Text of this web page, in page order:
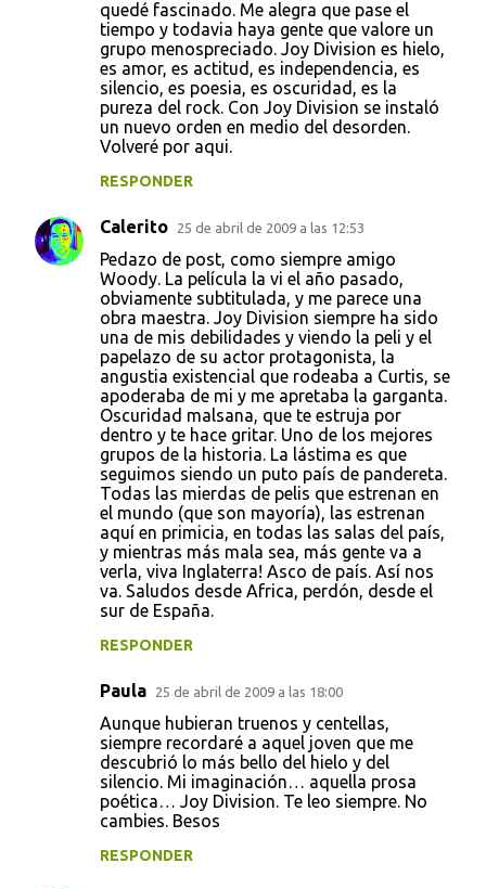
quedé fascinado. Me alegra que pase el
tiempo y todavia haya gente que valore un
grupo menospreciado. Joy Division es hielo,
es amor, es actitud, es independencia, es
silencio, es poesia, es oscuridad, es la
pureza del rock. Con Joy Division se instaló
un nuevo orden en medio del desorden.
Volveré por aqui.
RESPONDER
Calerito 25 de abril de 2009 a las 12:53
Pedazo de post, como siempre amigo
Woody. La película la vi el año pasado,
obviamente subtitulada, y me parece una
obra maestra. Joy Division siempre ha sido
una de mis debilidades y viendo la peli y el
papelazo de su actor protagonista, la
angustia existencial que rodeaba a Curtis, se
apoderaba de mi y me apretaba la garganta.
Oscuridad malsana, que te estruja por
dentro y te hace gritar. Uno de los mejores
grupos de la historia. La lástima es que
seguimos siendo un puto país de pandereta.
Todas las mierdas de pelis que estrenan en
el mundo (que son mayoría), las estrenan
aquí en primicia, en todas las salas del país,
y mientras más mala sea, más gente va a
verla, viva Inglaterra! Asco de país. Así nos
va. Saludos desde Africa, perdón, desde el
sur de España.
RESPONDER
Paula 25 de abril de 2009 a las 18:00
Aunque hubieran truenos y centellas,
siempre recordaré a aquel joven que me
descubrió lo más bello del hielo y del
silencio. Mi imaginación… aquella prosa
poética… Joy Division. Te leo siempre. No
cambies. Besos
RESPONDER